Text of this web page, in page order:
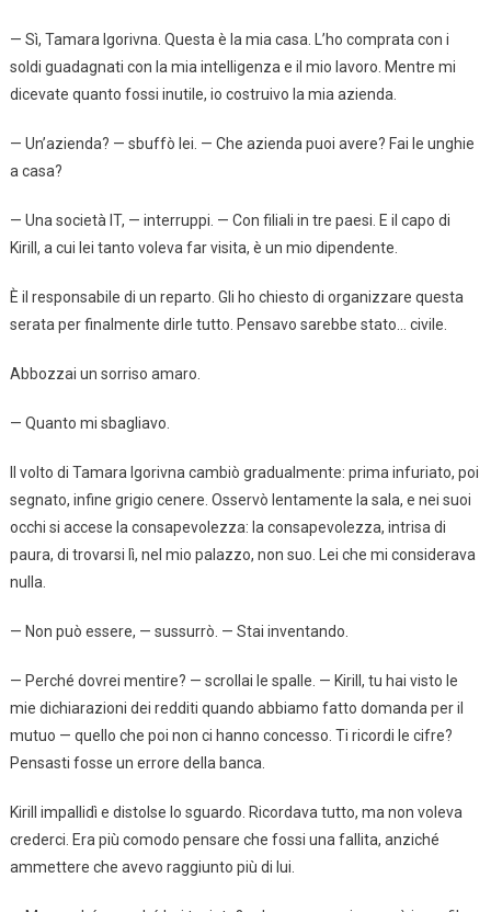
— Sì, Tamara Igorivna. Questa è la mia casa. L’ho comprata con i
soldi guadagnati con la mia intelligenza e il mio lavoro. Mentre mi
dicevate quanto fossi inutile, io costruivo la mia azienda.
— Un’azienda? — sbuffò lei. — Che azienda puoi avere? Fai le unghie
a casa?
— Una società IT, — interruppi. — Con filiali in tre paesi. E il capo di
Kirill, a cui lei tanto voleva far visita, è un mio dipendente.
È il responsabile di un reparto. Gli ho chiesto di organizzare questa
serata per finalmente dirle tutto. Pensavo sarebbe stato… civile.
Abbozzai un sorriso amaro.
— Quanto mi sbagliavo.
Il volto di Tamara Igorivna cambiò gradualmente: prima infuriato, poi
segnato, infine grigio cenere. Osservò lentamente la sala, e nei suoi
occhi si accese la consapevolezza: la consapevolezza, intrisa di
paura, di trovarsi lì, nel mio palazzo, non suo. Lei che mi considerava
nulla.
— Non può essere, — sussurrò. — Stai inventando.
— Perché dovrei mentire? — scrollai le spalle. — Kirill, tu hai visto le
mie dichiarazioni dei redditi quando abbiamo fatto domanda per il
mutuo — quello che poi non ci hanno concesso. Ti ricordi le cifre?
Pensasti fosse un errore della banca.
Kirill impallidì e distolse lo sguardo. Ricordava tutto, ma non voleva
crederci. Era più comodo pensare che fossi una fallita, anziché
ammettere che avevo raggiunto più di lui.